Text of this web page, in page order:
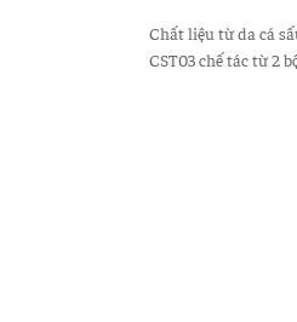
Chất liệu từ da cá
CST03 chế tác từ 2